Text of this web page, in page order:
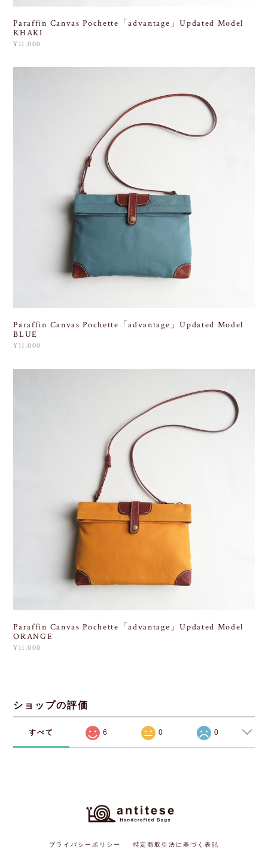
Paraffin Canvas Pochette「advantage」Updated Model
KHAKI
¥11,000
Paraffin Canvas Pochette「advantage」Updated Model
BLUE
¥11,000
Paraffin Canvas Pochette「advantage」Updated Model
ORANGE
¥11,000
ショップの評価
すべて 6 0 0
プライバシーポリシー 特定商取引法に基づく表記